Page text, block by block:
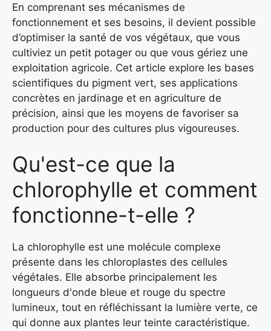
En comprenant ses mécanismes de
fonctionnement et ses besoins, il devient possible
d’optimiser la santé de vos végétaux, que vous
cultiviez un petit potager ou que vous gériez une
exploitation agricole. Cet article explore les bases
scientifiques du pigment vert, ses applications
concrètes en jardinage et en agriculture de
précision, ainsi que les moyens de favoriser sa
production pour des cultures plus vigoureuses.
Qu'est-ce que la
chlorophylle et comment
fonctionne-t-elle ?
La chlorophylle est une molécule complexe
présente dans les chloroplastes des cellules
végétales. Elle absorbe principalement les
longueurs d'onde bleue et rouge du spectre
lumineux, tout en réfléchissant la lumière verte, ce
qui donne aux plantes leur teinte caractéristique.